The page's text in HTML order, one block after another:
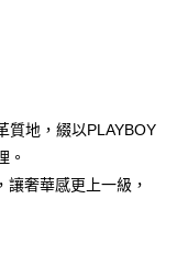
使用無須另外申請。
動跳轉到大哥付的交易
止日，確認付款後即完
確認頁面所載為準。
方式。 讓您購物簡單
質地，綴以PLAYBOY
。
奢華感更上一級，